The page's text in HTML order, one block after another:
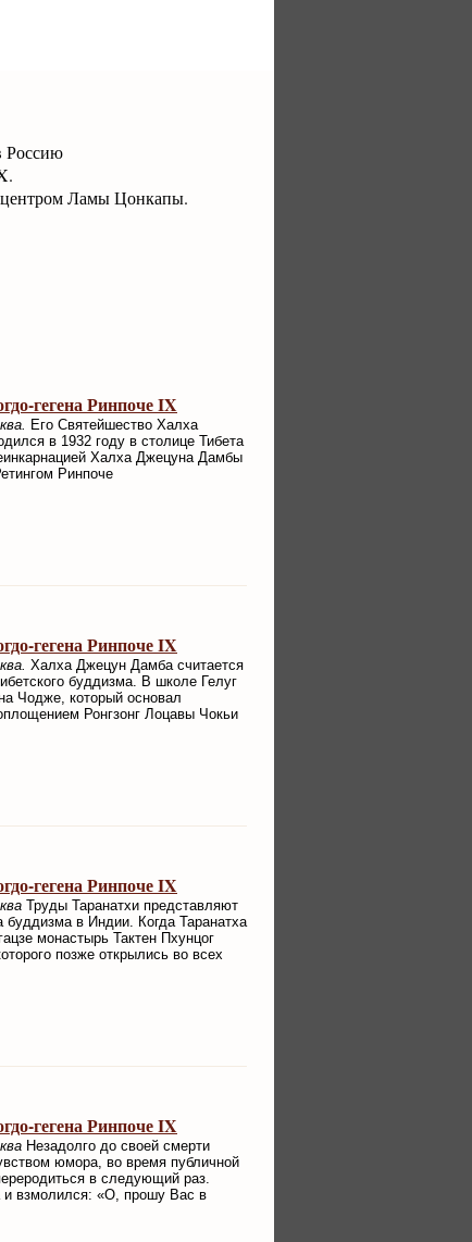
Россию
Ламы Цонкапы.
гегена Ринпоче IX
Его Святейшество Халха
в 1932 году в столице Тибета
Халха Джецуна Дамбы
Ринпоче
гегена Ринпоче IX
Халха Джецун Дамба считается
буддизма. В школе Гелуг
Чодже, который основал
Ронгзонг Лоцавы Чокьи
гегена Ринпоче IX
Труды Таранатхи представляют
буддизма в Индии. Когда Таранатха
монастырь Тактен Пхунцог
позже открылись во всех
гегена Ринпоче IX
Незадолго до своей смерти
юмора, во время публичной
в следующий раз.
и взмолился: «О, прошу Вас в